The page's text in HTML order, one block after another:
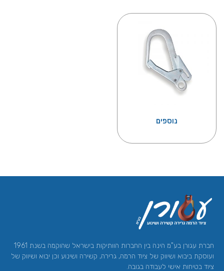
נוספים
חברת עגורן בע"מ הינה בין החברות הוותיקות בישראל שהוקמה בשנת 1961
ועוסקת ביבוא ושיווק של ציוד הרמה, גרירה, קשירה ושינוע וכן יבוא ושיווק של
ציוד בטיחות אישי לעבודה בגובה.